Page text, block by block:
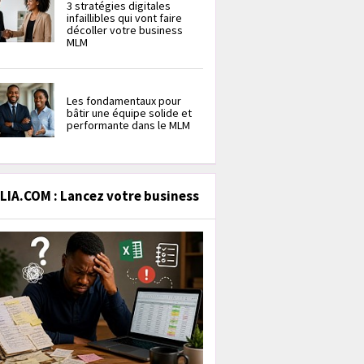
3 stratégies digitales
infaillibles qui vont faire
décoller votre business
MLM
Les fondamentaux pour
bâtir une équipe solide et
performante dans le MLM
: Lancez votre business